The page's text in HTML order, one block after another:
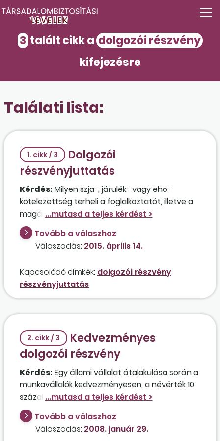
3talált cikk a dolgozói részvény
kifejezésre
Találati lista:
1. cikk / 3
Dolgozói
részvényjuttatás
Kérdés: Milyen szja-, járulék- vagy eho-
kötelezettség terheli a foglalkoztatót, illetve a
magánszemélyeket abban az esetben, ha egy
magyarországi leányvállalat dolgozói a külföldi
anyavállalattól részvényjuttatásban
részesülnek? A munkáltatónál nem jelenik meg
juttatás, mivel azt a munkavállalók közvetlenül
az anyacégtől kapják.
Tovább a válaszhoz
Válaszadás: 2015. április 14.
Kapcsolódó címkék: dolgozói részvény
részvényjuttatás
2. cikk / 3
Kedvezményes
dolgozói részvény
Kérdés: Egy állami vállalat átalakulása során a
munkavállalók kedvezményesen, a névérték 10
százalékáért vásárolhatnak tulajdonjogot
(kedvezményes dolgozói részvény) a létrejött
gazdasági társaságból, az 1995. évi XXXIX. tv.
előírásának megfelelően. A munkáltatónak
Tovább a válaszhoz
Válaszadás: 2008. január 29.